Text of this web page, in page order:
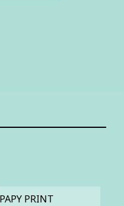
PAPY PRINT